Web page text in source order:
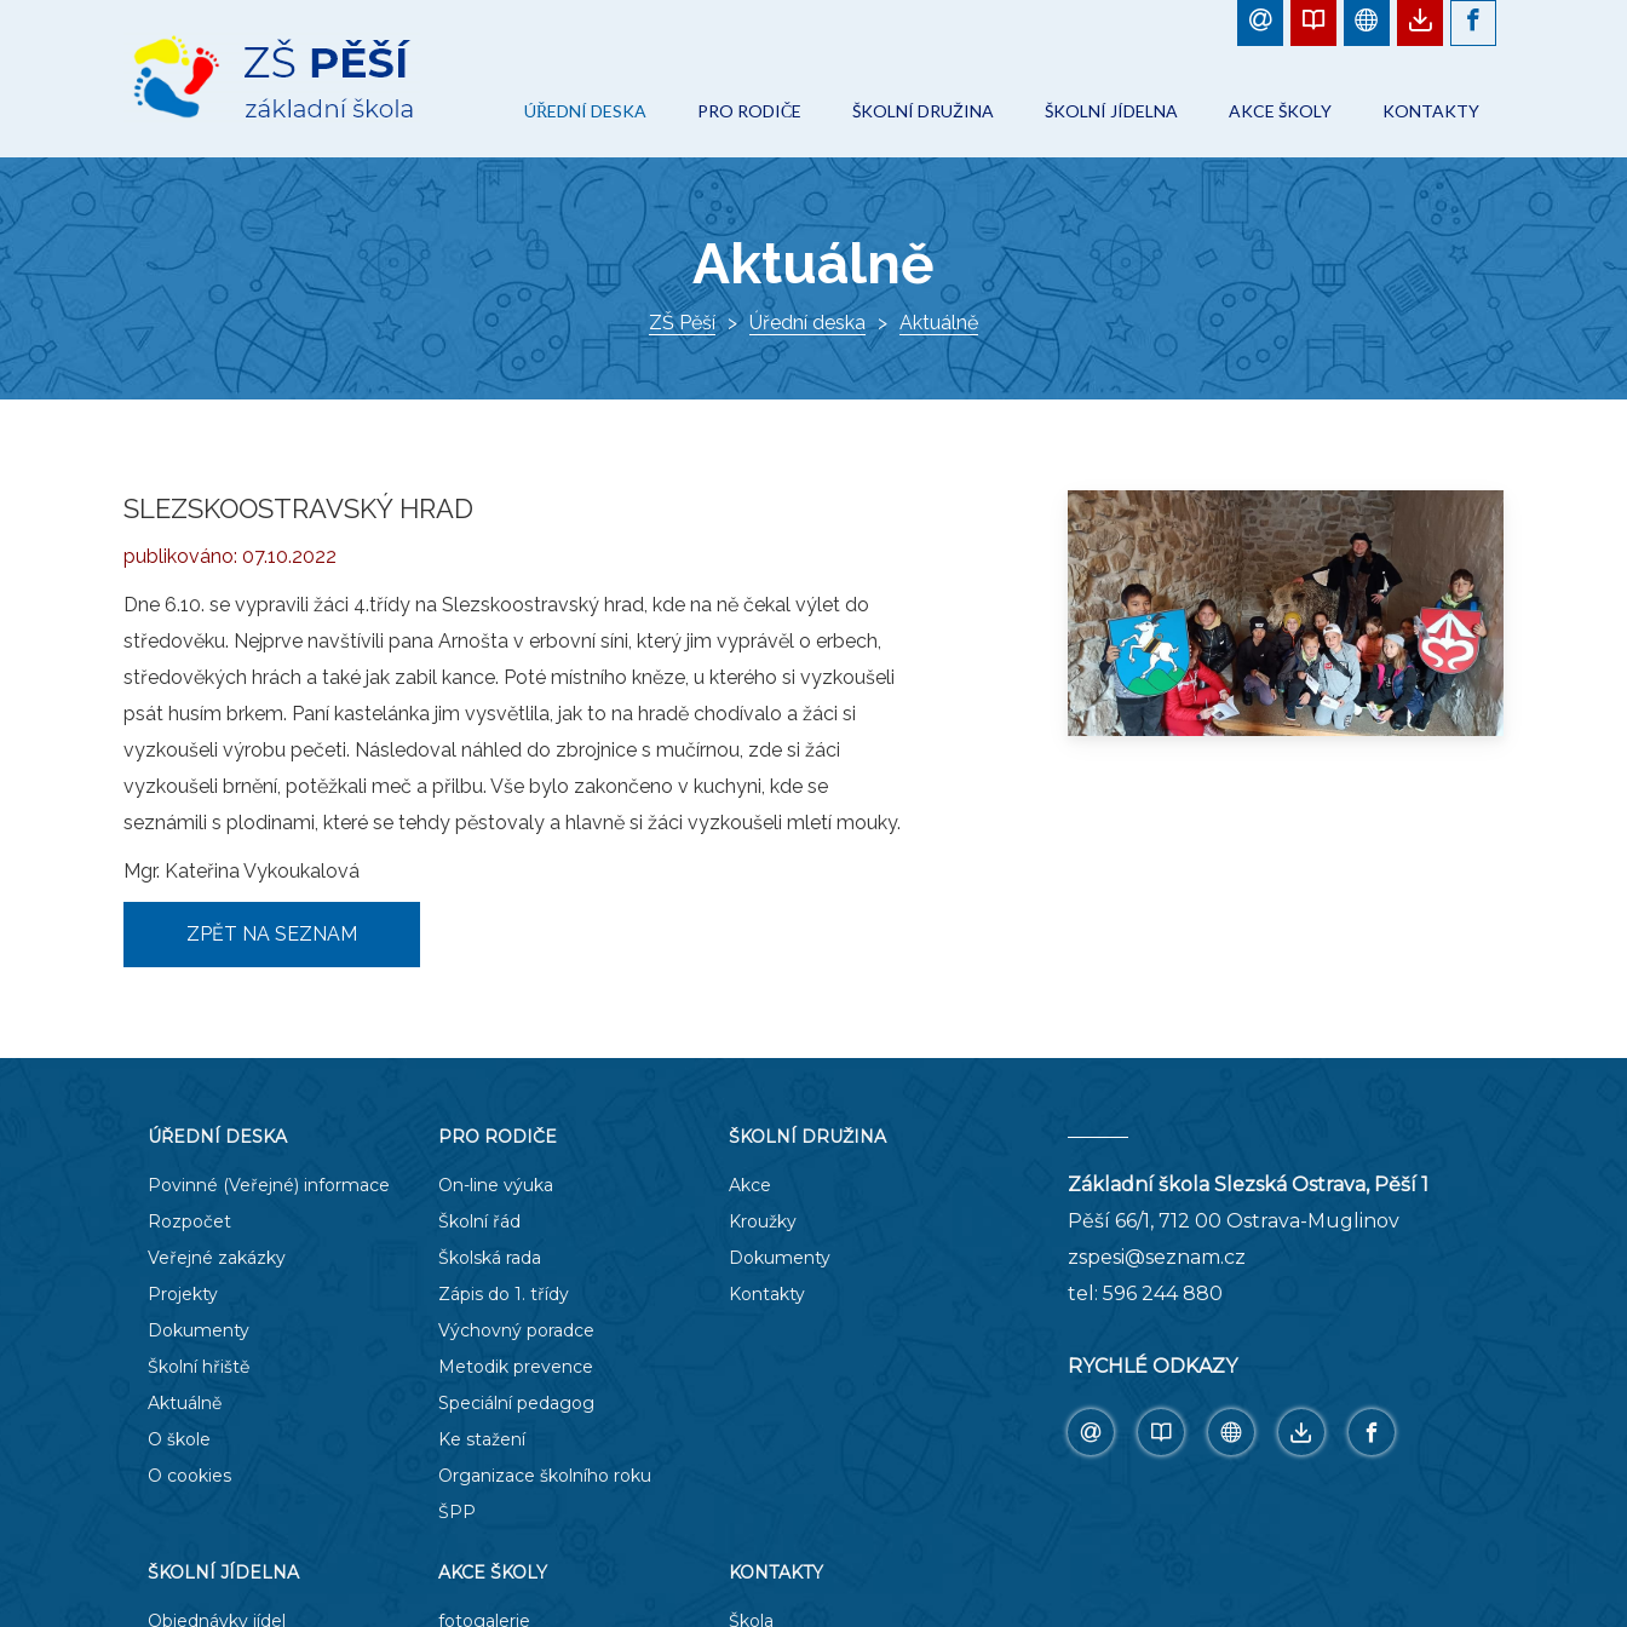
ZŠ
Pěší
ÚŘEDNÍ DESKA
POVINNÉ (VEŘEJNÉ) INFORMACE
ROZPOČET
VEŘEJNÉ ZAKÁZKY
PROJEKTY
DOKUMENTY
PRO RODIČE
ON-LINE VÝUKA
ŠKOLNÍ ŘÁD
ŠKOLSKÁ RADA
ZÁPIS DO 1. TŘÍDY
VÝCHOVNÝ PORADCE
ŠPP
ŠKOLNÍ DRUŽINA
AKCE
KROUŽKY
DOKUMENTY
KONTAKTY
ŠKOLNÍ JÍDELNA
OBJEDNÁVKY JÍDEL
ŘÁD ŠKOLNÍHO STRAVOVÁNÍ
INFORMACE
KONTAKTY
AKCE ŠKOLY
FOTOGALERIE
PLÁN AKCÍ
AKCE ŠKOLY
KONTAKTY
ŠKOLA
PRACOVNÍCI ŠKOLY
ŠKOLNÍ JÍDELNA
ŠKOLNÍ DRUŽINA
Aktuálně
ZŠ Pěší Úřední deska Aktuálně
SLEZSKOOSTRAVSKÝ HRAD
publikováno: 07.10.2022
Dne 6.10. se vypravili žáci 4.třídy na Slezskoostravský hrad, kde na ně čekal výlet do
středověku. Nejprve navštívili pana Arnošta v erbovní síni, který jim vyprávěl o erbech,
středověkých hrách a také jak zabil kance. Poté místního kněze, u kterého si vyzkoušeli
psát husím brkem. Paní kastelánka jim vysvětlila, jak to na hradě chodívalo a žáci si
vyzkoušeli výrobu pečeti. Následoval náhled do zbrojnice s mučírnou, zde si žáci
vyzkoušeli brnění, potěžkali meč a přilbu. Vše bylo zakončeno v kuchyni, kde se
seznámili s plodinami, které se tehdy pěstovaly a hlavně si žáci vyzkoušeli mletí mouky.
Mgr. Kateřina Vykoukalová
ZPĚT NA SEZNAM
ÚŘEDNÍ DESKA
Povinné (Veřejné) informace
Rozpočet
Veřejné zakázky
Projekty
Dokumenty
Školní hřiště
Aktuálně
O škole
O cookies
PRO RODIČE
On-line výuka
Školní řád
Školská rada
Zápis do 1. třídy
Výchovný poradce
Metodik prevence
Speciální pedagog
Ke stažení
Organizace školního roku
ŠPP
ŠKOLNÍ DRUŽINA
Akce
Kroužky
Dokumenty
Kontakty
ŠKOLNÍ JÍDELNA
Objednávky jídel
AKCE ŠKOLY
fotogalerie
KONTAKTY
Škola
Základní škola Slezská Ostrava, Pěší 1
Pěší 66/1, 712 00 Ostrava-Muglinov
zspesi@seznam.cz
tel: 596 244 880
RYCHLÉ ODKAZY